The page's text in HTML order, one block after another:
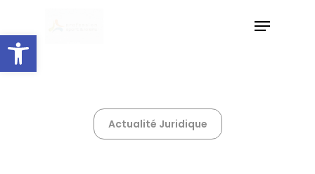
Ouvrir la barre d’outils
main
content
Menu
Actualité Juridique